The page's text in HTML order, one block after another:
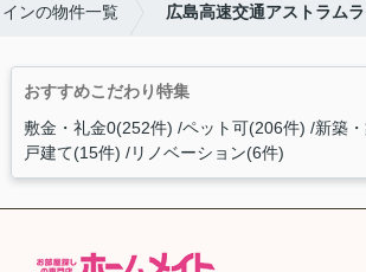
ンの物件一覧 広島高速交通アストラム
おすすめこだわり特集
敷金・礼金0(252件) ペット可(206件) 新築
戸建て(15件) リノベーション(6件)